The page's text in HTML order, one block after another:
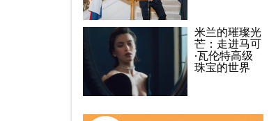
米兰的璀璨光
芒：走进马可
·瓦伦特高级
珠宝的世界